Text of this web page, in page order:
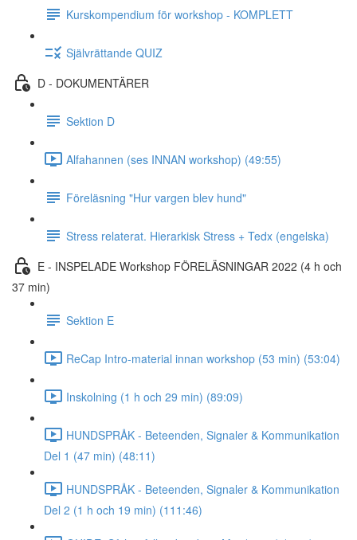
Kurskompendium för workshop - KOMPLETT
Självrättande QUIZ
D - DOKUMENTÄRER
Sektion D
Alfahannen (ses INNAN workshop) (49:55)
Föreläsning "Hur vargen blev hund"
Stress relaterat. Hierarkisk Stress + Tedx (engelska)
E - INSPELADE Workshop FÖRELÄSNINGAR 2022 (4 h och
37 min)
Sektion E
ReCap Intro-material innan workshop (53 min) (53:04)
Inskolning (1 h och 29 min) (89:09)
HUNDSPRÅK - Beteenden, Signaler & Kommunikation
Del 1 (47 min) (48:11)
HUNDSPRÅK - Beteenden, Signaler & Kommunikation
Del 2 (1 h och 19 min) (111:46)